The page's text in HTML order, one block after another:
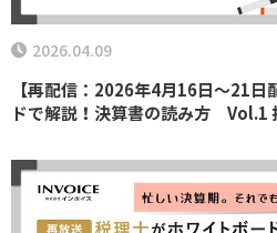
【再配信：2026年4月16日～21日
ドで解説！決算書の読み方 Vol.1
2026.04.09